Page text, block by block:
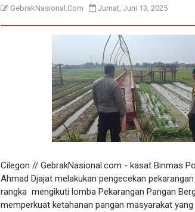
GebrakNasional.Com Jumat, Juni 13, 2025
Cilegon // GebrakNasional.com - kasat Binmas
Ahmad Djajat melakukan pengecekan
rangka mengikuti lomba Pekarangan Pangan
memperkuat ketahanan pangan masyarakat